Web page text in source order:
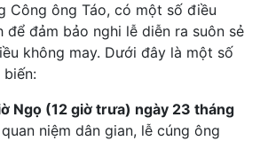
Công ông Táo, có một số điều
để đảm bảo nghi lễ diễn ra suôn sẻ
không may. Dưới đây là một số
Ngọ (12 giờ trưa) ngày 23 tháng
niệm dân gian, lễ cúng ông